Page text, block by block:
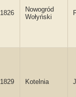
1826
Nowogród
Wołyński
1829 Kotelnia